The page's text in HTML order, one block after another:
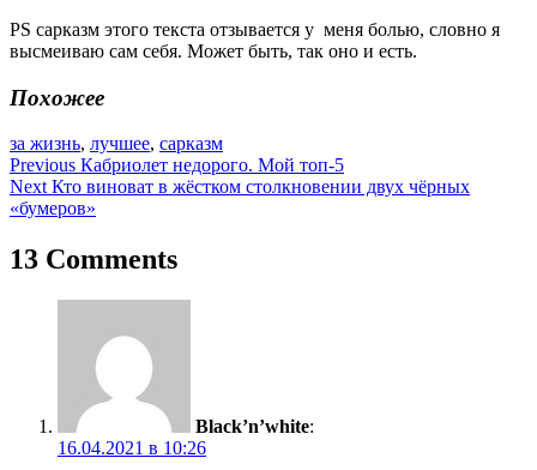
PS сарказм этого текста отзывается у меня болью, словно я
высмеиваю сам себя. Может быть, так оно и есть.
Похожее
за жизнь, лучшее, сарказм
Навигация
по
Previous Кабриолет недорого. Мой топ-5
Next Кто виноват в жёстком столкновении двух чёрных
«бумеров»
13 Comments
Black’n’white:
16.04.2021 в 10:26